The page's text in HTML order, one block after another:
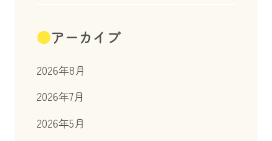
アーカイブ
2026年8月
2026年7月
2026年5月